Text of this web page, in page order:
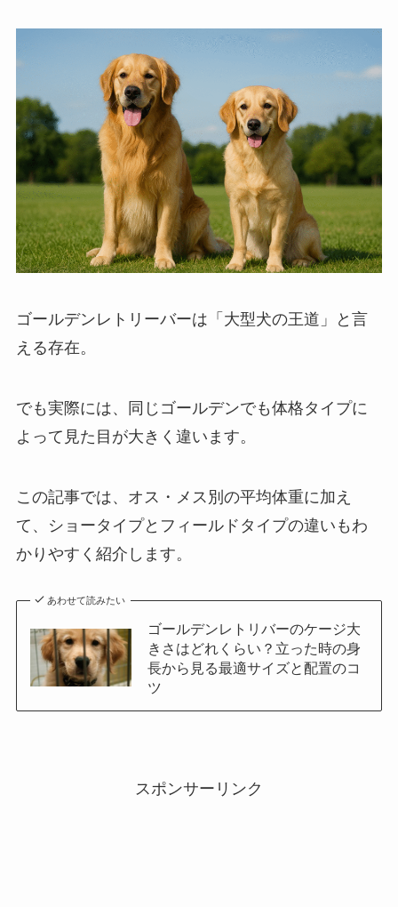
ゴールデンレトリーバーは「大型犬の王道」と言
える存在。
でも実際には、同じゴールデンでも体格タイプに
よって見た目が大きく違います。
この記事では、オス・メス別の平均体重に加え
て、ショータイプとフィールドタイプの違いもわ
かりやすく紹介します。
あわせて読みたい
ゴールデンレトリバーのケージ大
きさはどれくらい？立った時の身
長から見る最適サイズと配置のコ
ツ
スポンサーリンク